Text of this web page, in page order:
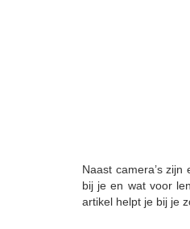
Naast camera’s
bij je en wat voor
artikel helpt je bij je